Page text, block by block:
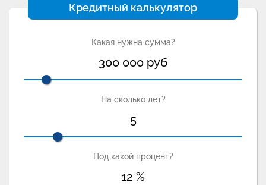
Кредитный калькулятор
Какая нужна сумма?
300 000 руб
На сколько лет?
5
Под какой процент?
12 %